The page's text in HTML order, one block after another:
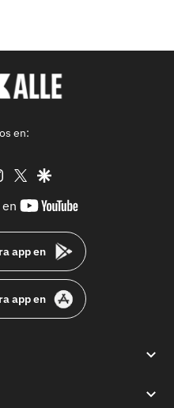
en:
instagram
twittergoogle
youtube-
app en
app en